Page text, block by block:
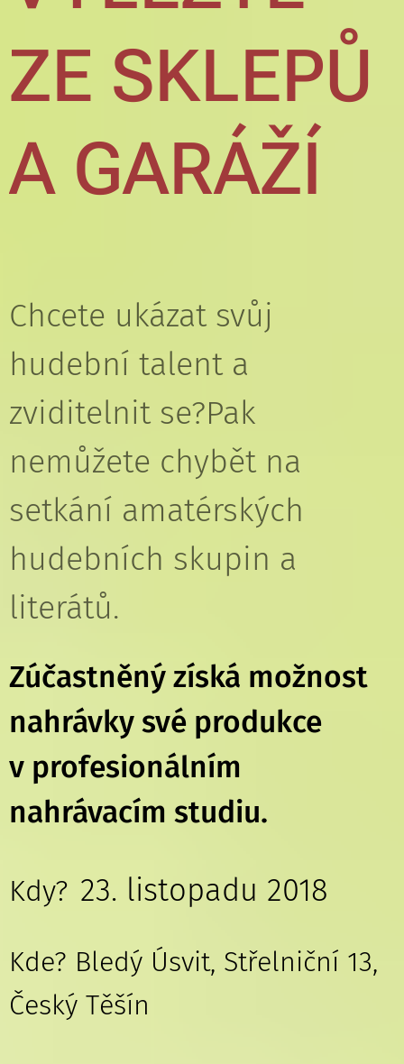
ZE SKLEPŮ
A GARÁŽÍ
Chcete ukázat svůj
hudební talent a
zviditelnit se?Pak
nemůžete chybět na
setkání amatérských
hudebních skupin a
literátů.
Zúčastněný získá možnost
nahrávky své produkce
v profesionálním
nahrávacím studiu.
Kdy? 23. listopadu 2018
Kde? Bledý Úsvit, Střelniční 13,
Český Těšín